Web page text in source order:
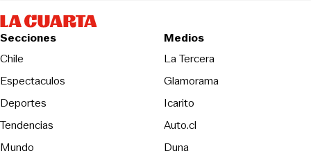
Secciones
Chile
Espectaculos
Deportes
Tendencias
Mundo
Medios
La TerceraOpens in new
Glamorama
Icarito
Auto.cl
DunaOpens in new window